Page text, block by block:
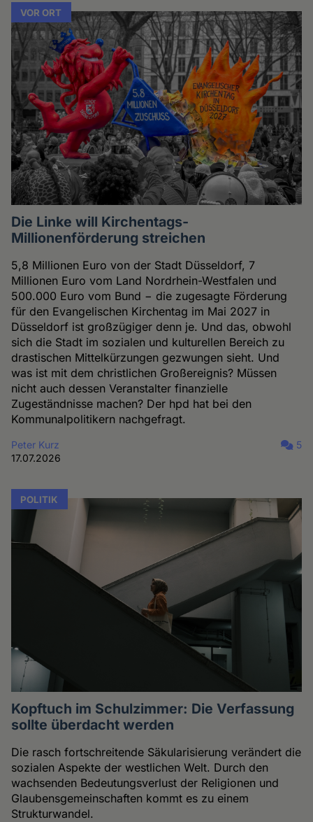
VOR ORT
Die Linke will Kirchentags-
Millionenförderung streichen
5,8 Millionen Euro von der Stadt Düsseldorf, 7
Millionen Euro vom Land Nordrhein-Westfalen und
500.000 Euro vom Bund − die zugesagte Förderung
für den Evangelischen Kirchentag im Mai 2027 in
Düsseldorf ist großzügiger denn je. Und das, obwohl
sich die Stadt im sozialen und kulturellen Bereich zu
drastischen Mittelkürzungen gezwungen sieht. Und
was ist mit dem christlichen Großereignis? Müssen
nicht auch dessen Veranstalter finanzielle
Zugeständnisse machen? Der hpd hat bei den
Kommunalpolitikern nachgefragt.
Peter Kurz
17.07.2026
5
POLITIK
Kopftuch im Schulzimmer: Die Verfassung
sollte überdacht werden
Die rasch fortschreitende Säkularisierung verändert die
sozialen Aspekte der westlichen Welt. Durch den
wachsenden Bedeutungsverlust der Religionen und
Glaubensgemeinschaften kommt es zu einem
Strukturwandel.